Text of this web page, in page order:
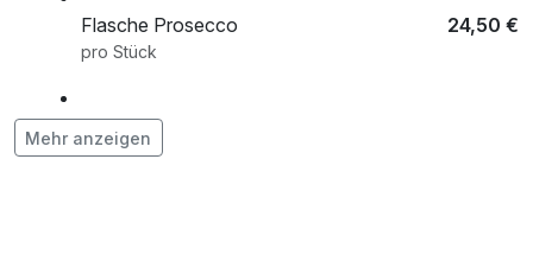
Flasche Prosecco 24,50 €
pro Stück
Flasche Rotwein 0,75 l
pro Stück
Mehr anzeigen